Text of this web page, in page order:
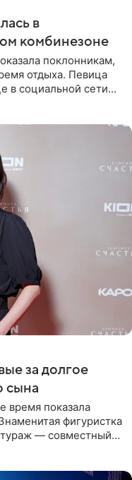
в
комбинезоне
поклонникам,
отдыха. Певица
в социальной сети
за долгое
сына
время показала
фигуристка
— совместный